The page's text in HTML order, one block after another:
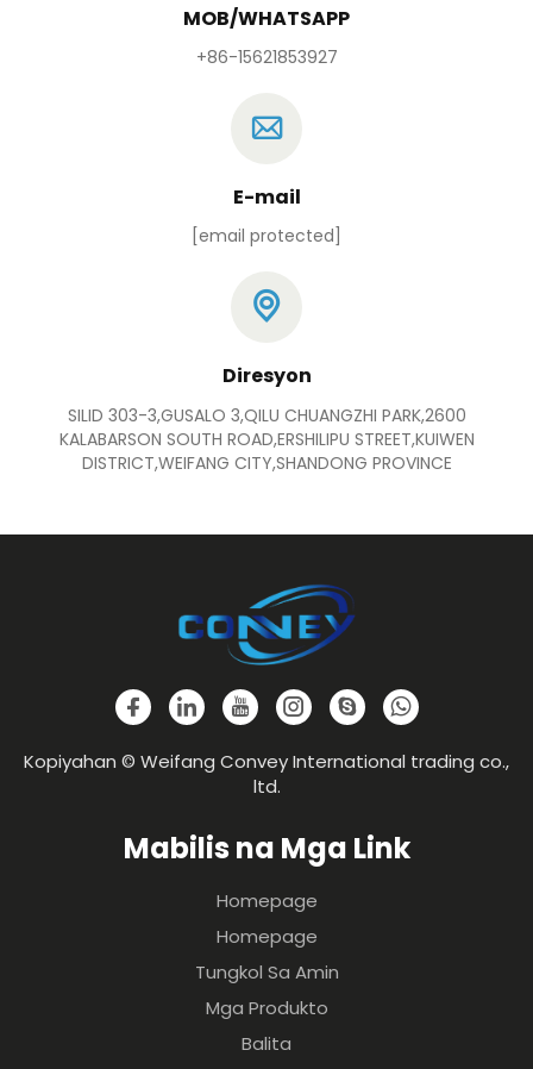
MOB/WHATSAPP
+86-15621853927
E-mail
[email protected]
Diresyon
SILID 303-3,GUSALO 3,QILU CHUANGZHI PARK,2600
KALABARSON SOUTH ROAD,ERSHILIPU STREET,KUIWEN
DISTRICT,WEIFANG CITY,SHANDONG PROVINCE
Kopiyahan © Weifang Convey International trading co.,
ltd.
Mabilis na Mga Link
Homepage
Homepage
Tungkol Sa Amin
Mga Produkto
Balita